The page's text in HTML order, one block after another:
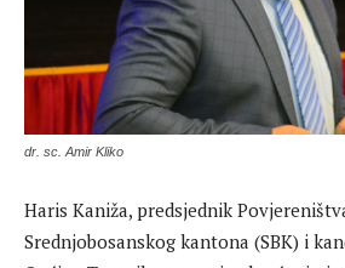
dr. sc. Amir Kliko
Haris Kaniža, predsjednik
Srednjobosanskog kantona (SBK) i